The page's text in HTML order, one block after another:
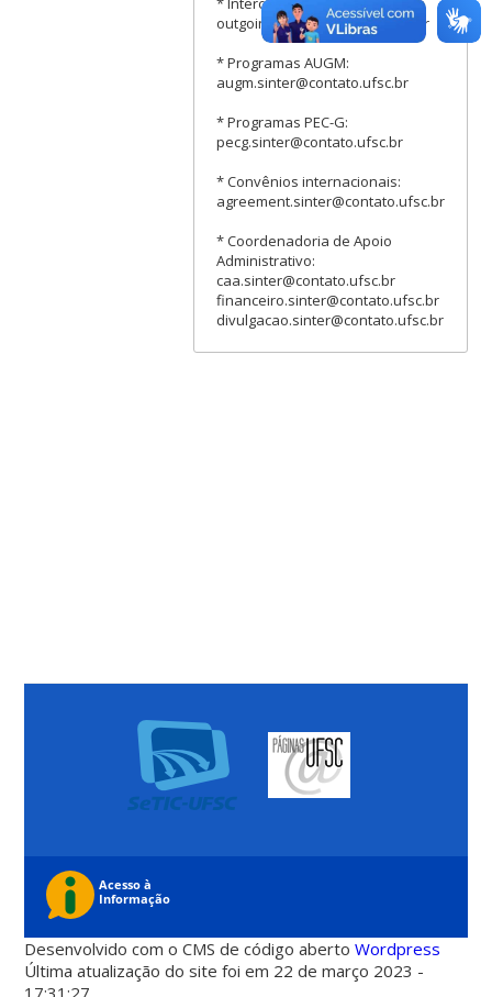
outgoing.sinter@contato.ufsc.br
* Programas AUGM:
augm.sinter@contato.ufsc.br
* Programas PEC-G:
pecg.sinter@contato.ufsc.br
* Convênios internacionais:
agreement.sinter@contato.ufsc.br
* Coordenadoria de Apoio
Administrativo:
caa.sinter@contato.ufsc.br
financeiro.sinter@contato.ufsc.br
divulgacao.sinter@contato.ufsc.br
Desenvolvido com o CMS de código abertoWordpress
Última atualização do site foi em 22 de março 2023 -